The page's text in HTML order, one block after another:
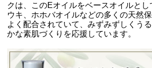
クは、このEオイルをベースオイルとし
ウキ、ホホバオイルなどの多くの天然
よく配合されていて、みずみずしくう
かな素肌づくりを応援しています。